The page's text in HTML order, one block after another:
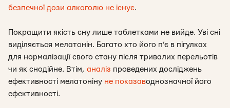
безпечної дози алкоголю не існує.
Покращити якість сну лише таблетками не вийде. Уві сні
виділяється мелатонін. Багато хто його п’є в пігулках
для нормалізації свого стану після тривалих перельотів
чи як снодійне. Втім, аналіз проведених досліджень
ефективності мелатоніну не показаводнозначної його
ефективності.